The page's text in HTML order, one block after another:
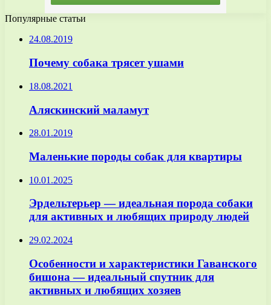
Популярные статьи
24.08.2019
Почему собака трясет ушами
18.08.2021
Аляскинский маламут
28.01.2019
Маленькие породы собак для квартиры
10.01.2025
Эрдельтерьер — идеальная порода собаки
для активных и любящих природу людей
29.02.2024
Особенности и характеристики Гаванского
бишона — идеальный спутник для
активных и любящих хозяев